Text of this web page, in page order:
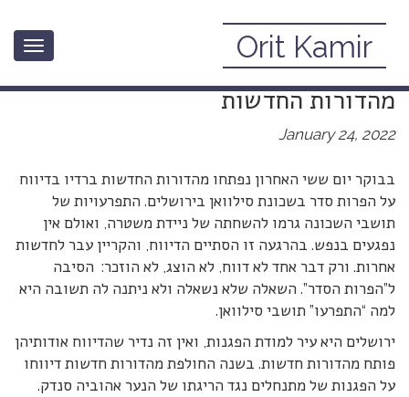
Toggle
Orit Kamir
“התפרעויות”: קשר השתיקה של
מהדורות החדשות
January 24, 2022
בבוקר יום ששי האחרון נפתחו מהדורות החדשות ברדיו בדיווח
על הפרות סדר בשכונת סילוואן בירושלים. התפרעויות של
תושבי השכונה גרמו להשחתה של ניידת משטרה, ואולם אין
נפגעים בנפש. בהרגעה זו הסתיים הדיווח, והקריין עבר לחדשות
אחרות. ורק דבר אחד לא דווח, לא הוצג, לא הוזכר: הסיבה
ל”הפרות הסדר”. השאלה שלא נשאלה ולא ניתנה לה תשובה היא
למה “התפרעו” תושבי סילוואן.
ירושלים היא עיר למודת הפגנות, ואין זה נדיר שהדיווח אודותיהן
פותח מהדורות חדשות. בשנה החולפת מהדורות חדשות דיווחו
על הפגנות של מתנחלים נגד הריגתו של הנער אהוביה סנדק.